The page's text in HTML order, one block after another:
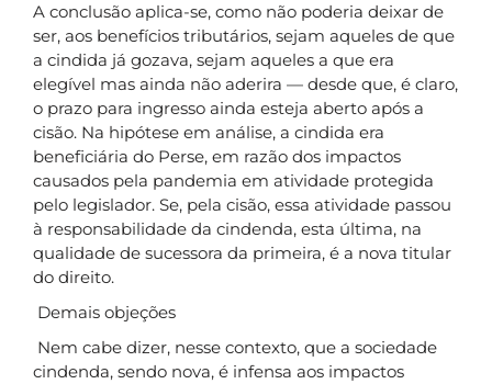
A conclusão aplica-se, como não poderia deixar de
ser, aos benefícios tributários, sejam aqueles de que
a cindida já gozava, sejam aqueles a que era
elegível mas ainda não aderira — desde que, é claro,
o prazo para ingresso ainda esteja aberto após a
cisão. Na hipótese em análise, a cindida era
beneficiária do Perse, em razão dos impactos
causados pela pandemia em atividade protegida
pelo legislador. Se, pela cisão, essa atividade passou
à responsabilidade da cindenda, esta última, na
qualidade de sucessora da primeira, é a nova titular
do direito.
Demais objeções
Nem cabe dizer, nesse contexto, que a sociedade
cindenda, sendo nova, é infensa aos impactos